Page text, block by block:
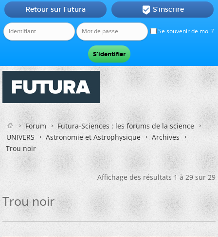
Se souvenir de moi ?
Retour sur Futura  S'inscrire
Forum
Futura-Sciences : les forums de la science
UNIVERS
Astronomie et Astrophysique
Archives
Trou noir
Affichage des résultats 1 à 29 sur 29
Trou noir